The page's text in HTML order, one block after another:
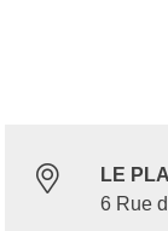
LE
6 Rue